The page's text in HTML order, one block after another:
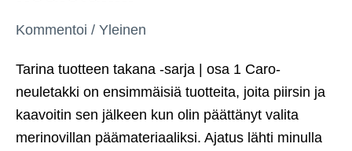
Kommentoi / Yleinen
Tarina tuotteen takana -sarja | osa 1 Caro-
neuletakki on ensimmäisiä tuotteita, joita piirsin ja
kaavoitin sen jälkeen kun olin päättänyt valita
merinovillan päämateriaaliksi. Ajatus lähti minulla